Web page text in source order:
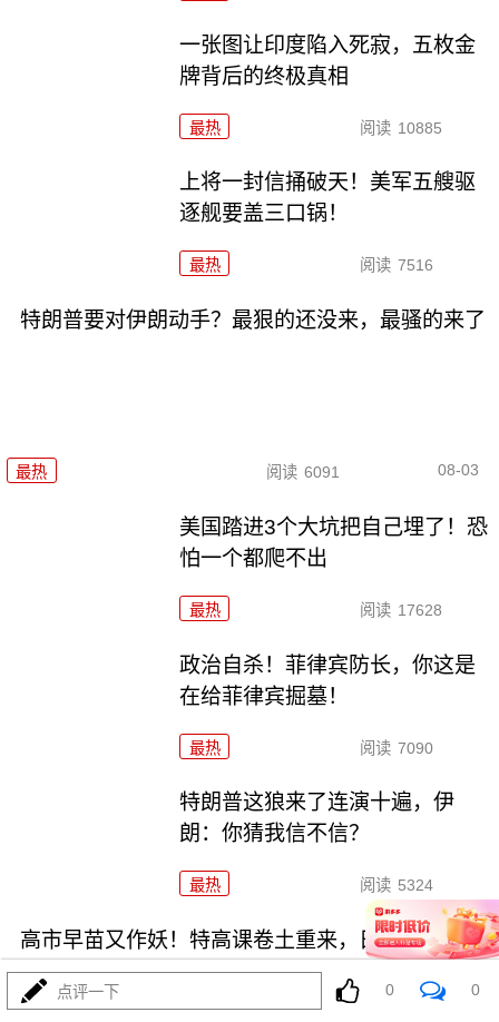
一张图让印度陷入死寂，五枚金
牌背后的终极真相
最热 阅读 10885
上将一封信捅破天！美军五艘驱
逐舰要盖三口锅！
最热 阅读 7516
特朗普要对伊朗动手？最狠的还没来，最骚的来了
最热 阅读 6091 08-03
美国踏进3个大坑把自己埋了！恐
怕一个都爬不出
最热 阅读 17628
政治自杀！菲律宾防长，你这是
在给菲律宾掘墓！
最热 阅读 7090
特朗普这狼来了连演十遍，伊
朗：你猜我信不信？
最热 阅读 5324
高市早苗又作妖！特高课卷土重来，日本三重困境
点评一下 0 0